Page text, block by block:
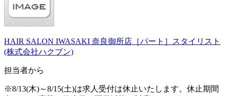
HAIR SALON IWASAKI 奈良御所店［パート］スタイリスト
(株式会社ハクブン)
担当者から
※8/13(木)～8/15(土)は求人受付は休止いたします。休止期間